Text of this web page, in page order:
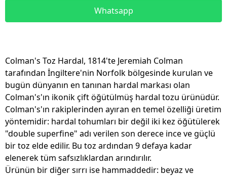
Whatsapp
Colman's Toz Hardal, 1814'te Jeremiah Colman
tarafından İngiltere'nin Norfolk bölgesinde kurulan ve
bugün dünyanın en tanınan hardal markası olan
Colman's'ın ikonik çift öğütülmüş hardal tozu ürünüdür.
Colman's'ın rakiplerinden ayıran en temel özelliği üretim
yöntemidir: hardal tohumları bir değil iki kez öğütülerek
"double superfine" adı verilen son derece ince ve güçlü
bir toz elde edilir. Bu toz ardından 9 defaya kadar
elenerek tüm safsızlıklardan arındırılır.
Ürünün bir diğer sırrı ise hammaddedir: beyaz ve